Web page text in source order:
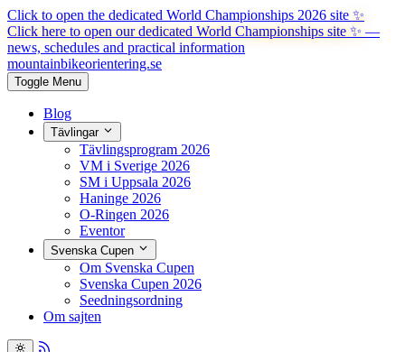
Click to open the dedicated World Championships 2026 site ✨
Click here to open our dedicated World Championships site ✨ —
news, schedules and practical information
mountainbikeorientering.se
Toggle Menu
Blog
Tävlingar
Tävlingsprogram 2026
VM i Sverige 2026
SM i Uppsala 2026
Haninge 2026
O-Ringen 2026
Eventor
Svenska Cupen
Om Svenska Cupen
Svenska Cupen 2026
Seedningsordning
Om sajten